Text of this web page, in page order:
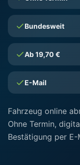
Bundesweit
Ab 19,70 €
E-Mail
Fahrzeug online
Ohne Termin,
Bestätigung per E-